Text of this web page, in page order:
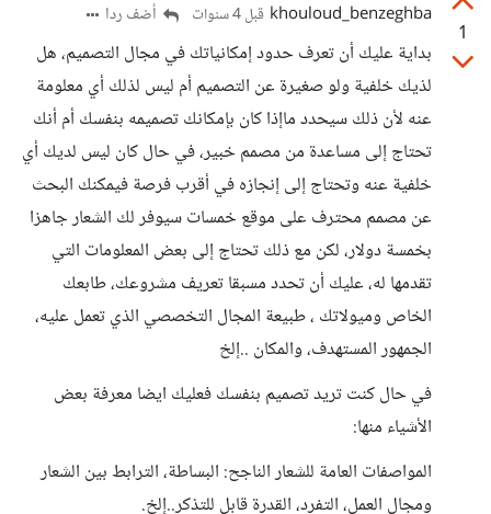
1
khouloud_benzeghba قبل 4 سنوات أضف ردا
بداية عليك أن تعرف حدود إمكانياتك في مجال التصميم، هل
لذيك خلفية ولو صغيرة عن التصميم أم ليس لذلك أي معلومة
عنه لأن ذلك سيحدد ماإذا كان بإمكانك تصميمه بنفسك أم أنك
تحتاج إلى مساعدة من مصمم خبير، في حال كان ليس لديك أي
خلفية عنه وتحتاج إلى إنجازه في أقرب فرصة فيمكنك البحث
عن مصمم محترف على موقع خمسات سيوفر لك الشعار جاهزا
بخمسة دولار، لكن مع ذلك تحتاج إلى بعض المعلومات التي
تقدمها له، عليك أن تحدد مسبقا تعريف مشروعك، طابعك
الخاص وميولاتك ، طبيعة المجال التخصصي الذي تعمل عليه،
الجمهور المستهدف، والمكان ..إلخ
في حال كنت تريد تصميم بنفسك فعليك ايضا معرفة بعض
الأشياء منها:
المواصفات العامة للشعار الناجح: البساطة، الترابط بين الشعار
ومجال العمل، التفرد، القدرة قابل للتذكر..إلخ.